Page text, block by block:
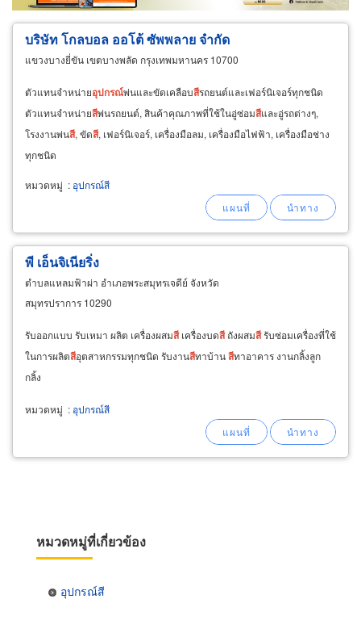
บริษัท โกลบอล ออโต้ ซัพพลาย จำกัด
แขวงบางยี่ขัน เขตบางพลัด กรุงเทพมหานคร 10700
ตัวแทนจำหน่ายอุปกรณ์พ่นและขัดเคลือบสีรถยนต์และเฟอร์นิเจอร์ทุกชนิด
ตัวแทนจำหน่ายสีพ่นรถยนต์, สินค้าคุณภาพที่ใช้ในอู่ซ่อมสีและอู่รถต่างๆ,
โรงงานพ่นสี, ขัดสี, เฟอร์นิเจอร์, เครื่องมือลม, เครื่องมือไฟฟ้า, เครื่องมือช่าง
ทุกชนิด
หมวดหมู่ : อุปกรณ์สี
พี เอ็นจิเนียริ่ง
ตำบลแหลมฟ้าผ่า อำเภอพระสมุทรเจดีย์ จังหวัด
สมุทรปราการ 10290
รับออกแบบ รับเหมา ผลิต เครื่องผสมสีเครื่องบดสีถังผสมสีรับซ่อมเครื่องที่ใช้
ในการผลิตสีอุตสาหกรรมทุกชนิด รับงานสีทาบ้านสีทาอาคาร งานกลิ้งลูก
กลิ้ง
หมวดหมู่ : อุปกรณ์สี
หมวดหมู่ที่เกี่ยวข้อง
อุปกรณ์สี